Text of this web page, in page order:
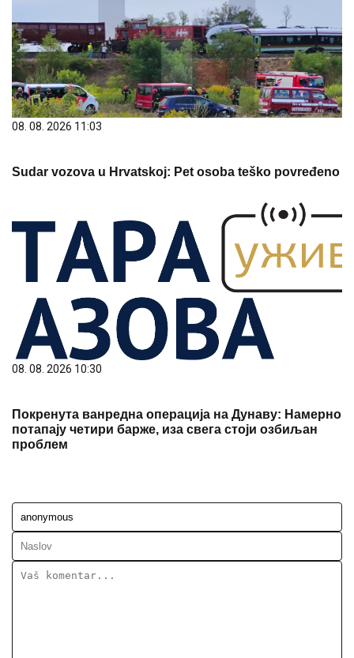
08. 08. 2026 11:03
Sudar vozova u Hrvatskoj: Pet osoba teško povređeno
08. 08. 2026 10:30
Покренута ванредна операција на Дунаву: Намерно
потапају четири барже, иза свега стоји озбиљан
проблем